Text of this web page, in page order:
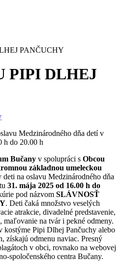
PANČUCHY
PIPI DLHEJ
Medzinárodného dňa detí v
h do 20.00 h
Bučany v spolupráci s Obcou
základnou umeleckou
deti na oslavu Medzinárodného dňa
31. mája 2025 od 16.00 h do
pod názvom SLÁVNOSŤ
. Deti čaká množstvo veselých
atrakcie, divadelné predstavenie,
maľovanie na tvár i pekné odmeny.
kostýme Pipi Dlhej Pančuchy alebo
získajú odmenu naviac. Presný
v obci, rovnako na webovej
spoločenského centra Bučany.